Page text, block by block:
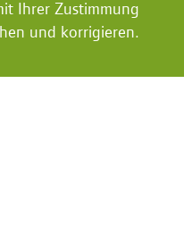
Ihrer Zustimmung
und korrigieren.